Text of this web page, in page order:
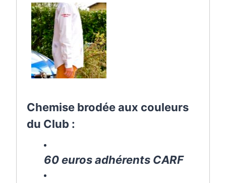
Chemise brodée aux couleurs
du Club :
60 euros adhérents CARF